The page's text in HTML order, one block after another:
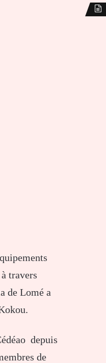
travers
de Lomé a
depuis
de